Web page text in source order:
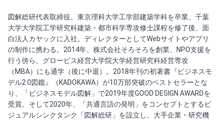
図解総研代表取締役。東京理科大学工学部建築学科を卒業、千葉
大学大学院工学研究科建築・都市科学専攻修士課程を修了後、面
白法人カヤックに入社。ディレクターとしてWebサイトやアプリ
の制作に携わる。2014年、株式会社そろそろを創業、NPO支援を
行う傍ら、グロービス経営大学院大学経営研究科経営専攻
（MBA）にも通学（後に中退）。2018年刊の初著書『ビジネスモ
デル2.0図鑑』（KADOKAWA）が10万部突破のベストセラーとな
り、「ビジネスモデル図解」で2019年度GOOD DESIGN AWARDを
受賞。そして2020年、「共通言語の発明」をコンセプトとするビ
ジュアルシンクタンク「図解総研」を設立し、大手企業・研究機